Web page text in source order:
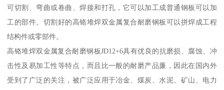
可切割、弯曲或卷曲、焊接和打孔，它可以加工成普通钢板可以加
工的部件。切割好的高铬堆焊双金属复合耐磨钢板可以拼焊成工程
结构件或零部件。
高铬堆焊双金属复合耐磨钢板JD12+6具有优良的抗磨损、腐蚀、冲
击性及易加工性等特点，而且比一般的耐磨产品廉，因此在国内外
受到了广泛的关注，被广泛应用于冶金、煤炭、水泥、矿山、电力